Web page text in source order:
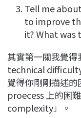
Tell me
to improve
it? What was
其實第一關我覺
technical
覺得你剛剛描述
proecess 上的困
complexity」。